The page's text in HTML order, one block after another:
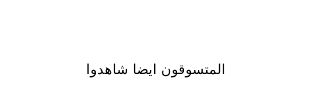
المتسوقون ايضا شاهدوا